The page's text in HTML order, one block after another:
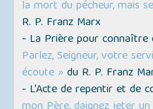
la mort du pécheur, mais
R. P. Franz Marx
- La Prière pour connaître
Parlez, Seigneur, votre
écoute » du R. P. Franz
- L’Acte de repentir et de